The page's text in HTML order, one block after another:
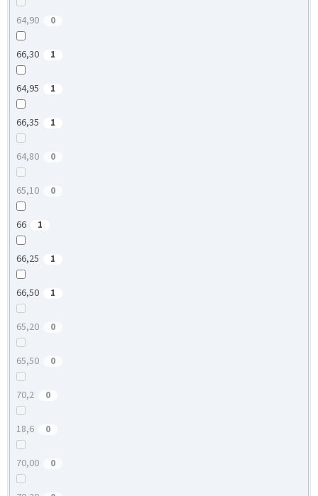
64,90 0
66,30 1
64,95 1
66,35 1
64,80 0
65,10 0
66 1
66,25 1
66,50 1
65,20 0
65,50 0
70,2 0
18,6 0
70,00 0